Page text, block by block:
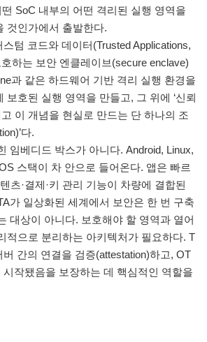
SoC 내부의 어떤 격리된 실행 영역을
것인가에서 출발한다.
텀 코드와 데이터(Trusted Applications,
하는 보안 엔클레이브(secure enclave)
과 같은 하드웨어 기반 격리 실행 환경을
보호된 실행 영역을 만들고, 그 위에 ‘신뢰
이 개념을 현실로 만드는 단 하나의 조
다.
임베디드 박스가 아니다. Android, Linux,
스택이 차 안으로 들어온다. 앱은 빠르
츠·결제·키 관리 기능이 차량에 결합된
가 일상화된 세계에서 보안은 한 번 구축
대상이 아니다. 보호해야 할 영역과 열어
적으로 분리하는 아키텍처가 필요하다. T
간의 연결을 검증(attestation)하고, OT
작됐음을 보장하는 데 핵심적인 역할을